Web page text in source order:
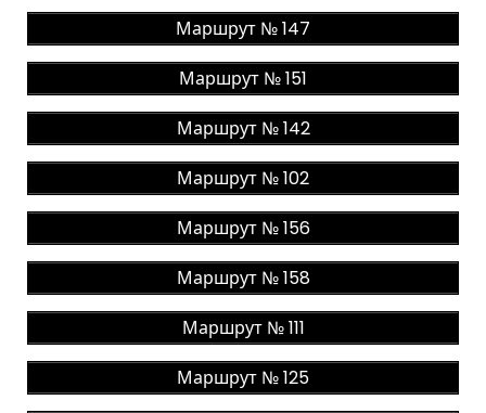
Маршрут № 147
Маршрут № 151
Маршрут № 142
Маршрут № 102
Маршрут № 156
Маршрут № 158
Маршрут № 111
Маршрут № 125